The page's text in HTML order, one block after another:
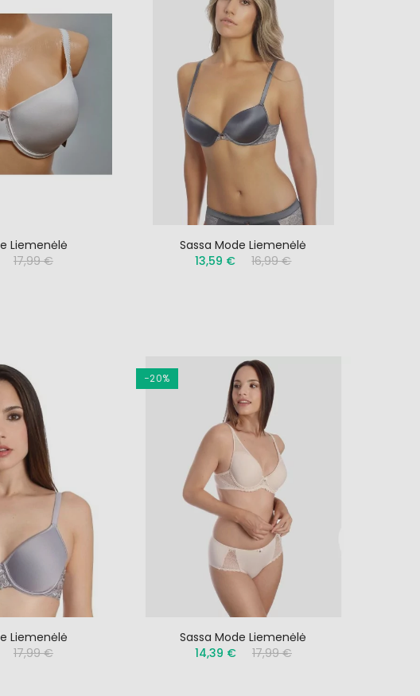
Liemenėlė
17,99 €
Sassa Mode Liemenėlė
13,59 €
16,99 €
Liemenėlė
17,99 €
−20%
Sassa Mode Liemenėlė
14,39 €
17,99 €